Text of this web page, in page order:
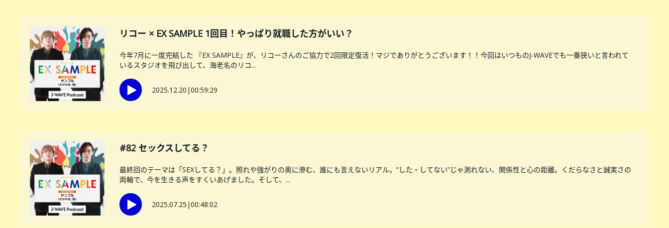
リコー × EX SAMPLE 1回目！やっぱり就職した方がいい？
今年7月に一度完結した 『EX SAMPLE』が、リコーさんのご協力で2回限定復活！マジでありがとうございます！！今回はいつものJ-WAVEでも一番狭いと言われて
いるスタジオを飛び出して、海老名のリコ...
2025.12.20 |00:59:29
#82 セックスしてる？
最終回のテーマは「SEXしてる？」。照れや強がりの奥に滲む、誰にも言えないリアル。“した・してない”じゃ測れない、関係性と心の距離。くだらなさと誠実さの
両輪で、今を生きる声をすくいあげました。そして、...
2025.07.25 |00:48:02